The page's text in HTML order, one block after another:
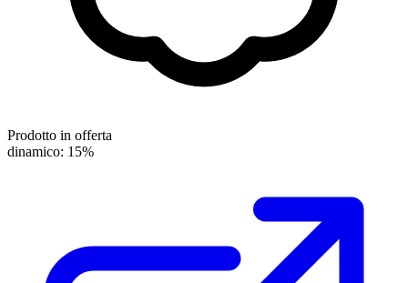
Prodotto in offerta
dinamico: 15%